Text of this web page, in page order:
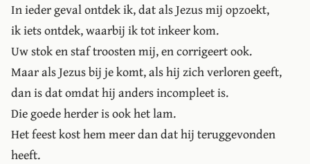
In ieder geval ontdek ik, dat als Jezus mij opzoekt,
ik iets ontdek, waarbij ik tot inkeer kom.
Uw stok en staf troosten mij, en corrigeert ook.
Maar als Jezus bij je komt, als hij zich verloren geeft,
dan is dat omdat hij anders incompleet is.
Die goede herder is ook het lam.
Het feest kost hem meer dan dat hij teruggevonden
heeft.